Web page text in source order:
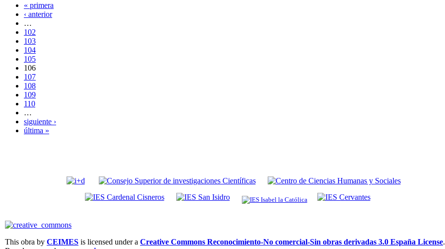
« primera
‹ anterior
…
102
103
104
105
106
107
108
109
110
…
siguiente ›
última »
This obra by CEIMES is licensed under a Creative Commons Reconocimiento-No comercial-Sin obras derivadas 3.0 España License.